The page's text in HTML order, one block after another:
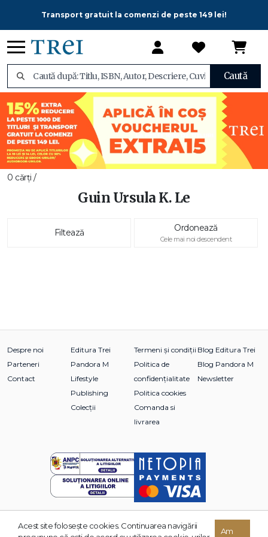
Transport gratuit la comenzi de peste 149 lei!
Caută
0 cărți /
Guin Ursula K. Le
Filtează Ordonează
Cele mai noi descendent
Despre noi
Parteneri
Contact
Editura Trei
Pandora M
Lifestyle
Publishing
Colecții
Termeni și condiții
Politica de
confidențialitate
Politica cookies
Comanda si
livrarea
Blog Editura Trei
Blog Pandora M
Newsletter
© 2026 Grupul Editorial TREI. Toate drepturile rezervate.
Acest site foloseşte cookies. Continuarea navigării
Am